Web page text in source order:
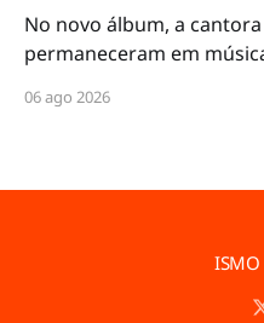
No novo álbum, a
permaneceram em
06 ago 2026
ISMO